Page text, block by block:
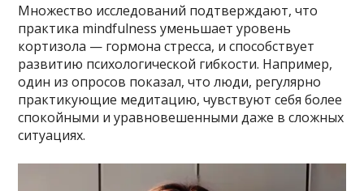
Множество исследований подтверждают, что
практика mindfulness уменьшает уровень
кортизола — гормона стресса, и способствует
развитию психологической гибкости. Например,
один из опросов показал, что люди, регулярно
практикующие медитацию, чувствуют себя более
спокойными и уравновешенными даже в сложных
ситуациях.